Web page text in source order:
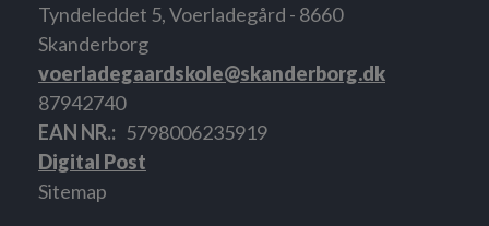
Tyndeleddet 5, Voerladegård - 8660
Skanderborg
voerladegaardskole@skanderborg.dk
87942740
EAN NR.
5798006235919
Digital Post
Sitemap